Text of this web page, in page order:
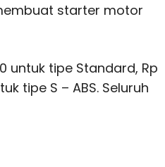
starter motor
untuk tipe Standard, Rp
tipe S – ABS. Seluruh